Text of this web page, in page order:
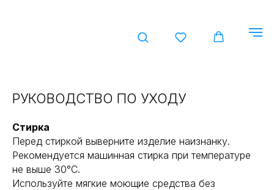
РУКОВОДСТВО ПО УХОДУ
Стирка
Перед стиркой выверните изделие наизнанку.
Рекомендуется машинная стирка при температуре
не выше 30°C.
Используйте мягкие моющие средства без